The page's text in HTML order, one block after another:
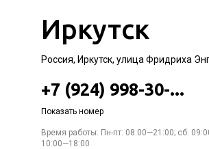
Иркутск
Россия, Иркутск, улица Фридриха
+7 (924) 998-30-...
Показать номер
Время работы: Пн-пт: 08:00—21:00; сб:
10:00—18:00